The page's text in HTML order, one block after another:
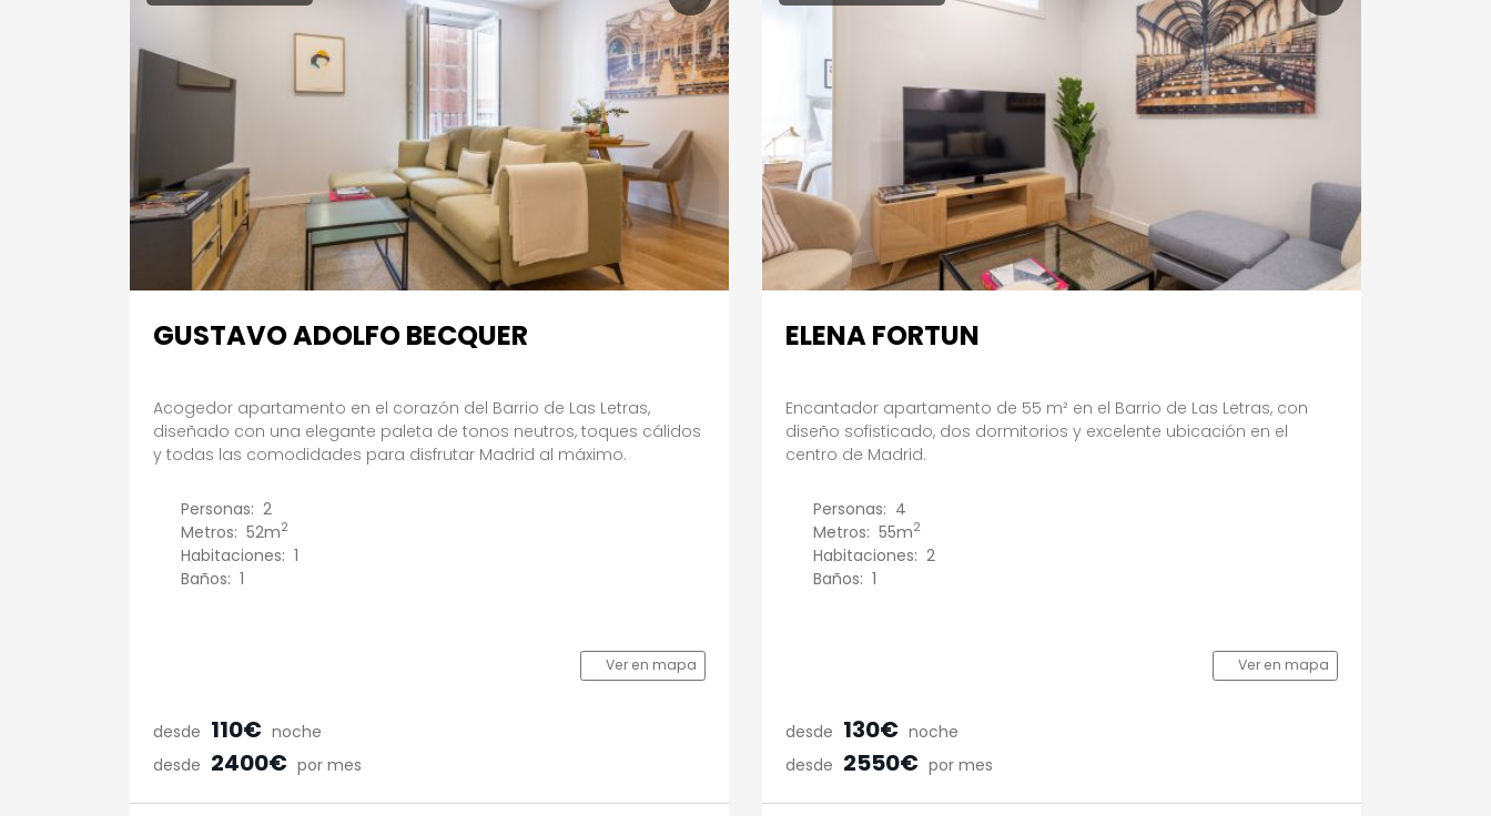
GUSTAVO ADOLFO BECQUER
Acogedor apartamento en el corazón del Barrio de Las Letras,
diseñado con una elegante paleta de tonos neutros, toques cálidos
y todas las comodidades para disfrutar Madrid al máximo.
Personas: 2
Metros: 52m2
Habitaciones: 1
Baños: 1
Ver en mapa
desde 110€ noche
desde 2400€ por mes
ELENA FORTUN
Encantador apartamento de 55 m² en el Barrio de Las Letras, con
diseño sofisticado, dos dormitorios y excelente ubicación en el
centro de Madrid.
Personas: 4
Metros: 55m2
Habitaciones: 2
Baños: 1
Ver en mapa
desde 130€ noche
desde 2550€ por mes